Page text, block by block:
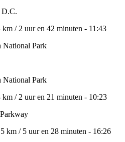
D.C.
km / 2 uur en 42 minuten - 11:43
National Park
National Park
km / 2 uur en 21 minuten - 10:23
km / 5 uur en 28 minuten - 16:26